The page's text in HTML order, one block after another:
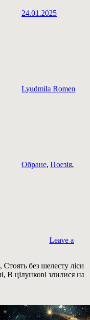
24.01.2025
Lyudmila Romen
Обране, Поезія,
Leave a
без шелесту ліси
В цілункові злилися на